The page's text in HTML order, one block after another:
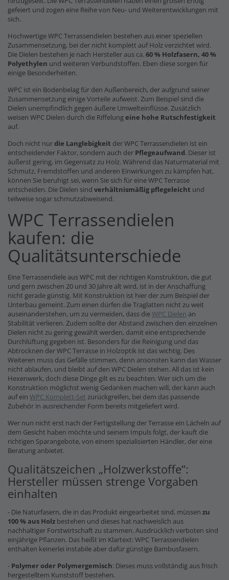
gefeiert und zogen eine Reihe von Neu- und Weiterentwicklungen mit
sich.
Hochwertige WPC Terrassendielen bestehen aus einer speziellen
Zusammensetzung, bei der nicht komplett auf Holz verzichtet wird.
Die Dielen bestehen je nach Hersteller aus ca. 60 % Holzfasern, 40 %
Polyethylen und weiteren Verbundstoffen. Eben diese sorgen für
einige Besonderheiten.
WPC ist ein Bodenbelag für den Außenbereich, der aufgrund seiner
Zusammensetzung einige Vorteile aufweist. Zum Beispiel sind die
Dielen unempfindlich gegen äußere Umwelteinflüsse. Zusätzlich
weisen WPC Dielen durch die Riffelungeine hohe Rutschfestigkeit
auf.
Doch nicht nurdie Langlebigkeit der WPC Terrassendielen ist ein
entscheidender Faktor, sondern auch der Pflegeaufwand. Dieser ist
äußerst gering, im Gegensatz zu Holz. Während das Naturmaterial mit
Schmutz, Fremdstoffen und anderen Einwirkungen zu kämpfen hat,
können Sie beruhigt sei, wenn Sie sich für eine WPC Terrasse
entscheiden. Die Dielen sind verhältnismäßig pflegeleicht und
teilweise sogar schmutzabweisend.
WPC Terrassendielen
kaufen: die
Qualitätsunterschiede
Eine Terrassendiele aus WPC mit der richtigen Konstruktion, die gut
und gern zwischen 20 und 30 Jahre alt wird, ist in der Anschaffung
nicht gerade günstig. Mit Konstruktion ist hier der zum Beispiel der
Unterbau gemeint. Zum einen dürfen die Traglatten nicht zu weit
auseinanderstehen, um zu vermeiden, dass dieWPC Dielen an
Stabilität verlieren. Zudem sollte der Abstand zwischen den einzelnen
Dielen nicht zu gering gewählt werden, damit eine entsprechende
Durchlüftung gegeben ist. Besonders für die Reinigung und das
Abtrocknen der WPC Terrasse in Holzoptik ist das wichtig. Des
Weiteren muss das Gefälle stimmen, denn ansonsten kann das Wasser
nicht ablaufen, und bleibt auf den WPC Dielen stehen. All das ist kein
Hexenwerk, doch diese Dinge gilt es zu beachten. Wer sich um die
Konstruktion möglichst wenig Gedanken machen will, der kann auch
auf ein WPC Komplett-Set zurückgreifen, bei dem das passende
Zubehör in ausreichender Form bereits mitgeliefert wird.
Wer nun nicht erst nach der Fertigstellung der Terrasse ein Lächeln auf
dem Gesicht haben möchte und seinem Impuls folgt, der kauft die
richtigen Sparangebote, von einem spezialisierten Händler, der eine
Beratung anbietet.
Qualitätszeichen „Holzwerkstoffe“:
Hersteller müssen strenge Vorgaben
einhalten
- Die Naturfasern, die in das Produkt eingearbeitet sind, müssen zu
100 % aus Holz bestehen und dieses hat nachweislich aus
nachhaltiger Forstwirtschaft zu stammen. Ausdrücklich verboten sind
einjährige Pflanzen. Das heißt im Klartext: WPC Terrassendielen
enthalten keinerlei instabile aber dafür günstige Bambusfasern.
- Polymer oder Polymergemisch: Dieses muss vollständig aus frisch
hergestelltem Kunststoff bestehen.